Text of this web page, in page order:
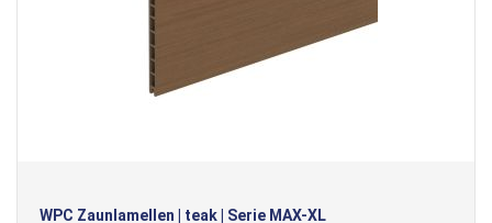
WPC Zaunlamellen | teak | Serie MAX-XL